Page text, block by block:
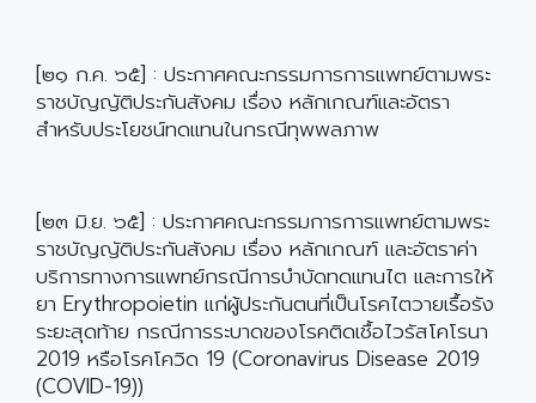
[๒๑ ก.ค. ๖๕] : ประกาศคณะกรรมการการแพทย์ตามพระ
ราชบัญญัติประกันสังคม เรื่อง หลักเกณฑ์และอัตรา
สำหรับประโยชน์ทดแทนในกรณีทุพพลภาพ
[๒๓ มิ.ย. ๖๕] : ประกาศคณะกรรมการการแพทย์ตามพระ
ราชบัญญัติประกันสังคม เรื่อง หลักเกณฑ์ และอัตราค่า
บริการทางการแพทย์กรณีการบำบัดทดแทนไต และการให้
ยา Erythropoietin แก่ผู้ประกันตนที่เป็นโรคไตวายเรื้อรัง
ระยะสุดท้าย กรณีการระบาดของโรคติดเชื้อไวรัสโคโรนา
2019 หรือโรคโควิด 19 (Coronavirus Disease 2019
(COVID-19))